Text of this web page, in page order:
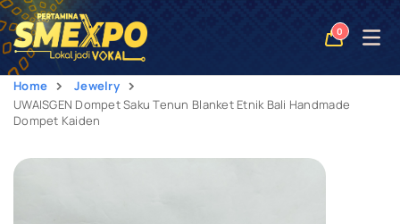
0
Open
Home
Jewelry
UWAISGEN Dompet Saku Tenun Blanket Etnik Bali Handmade
Dompet Kaiden